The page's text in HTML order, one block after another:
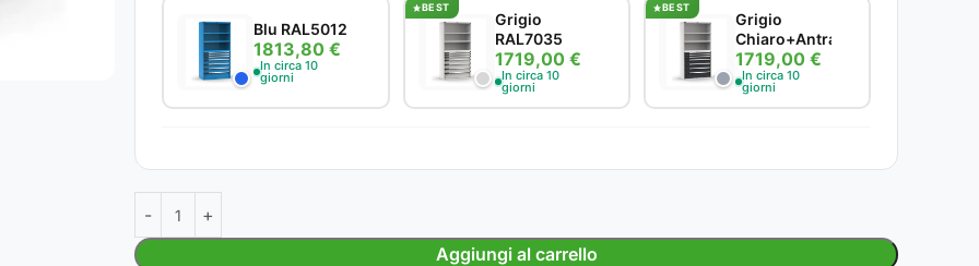
Blu RAL5012
1813,80 €
In circa 10
giorni
BEST
Grigio
RAL7035
1719,00 €
In circa 10
giorni
BEST
Grigio
Chiaro+Antracite
1719,00 €
In circa 10
giorni
Aggiungi al carrello